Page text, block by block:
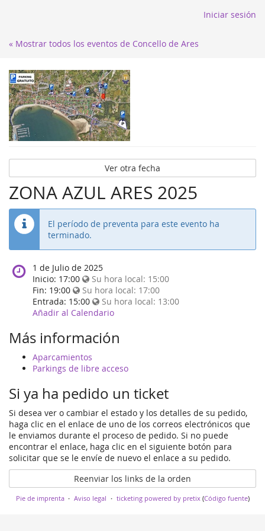
Iniciar sesión
« Mostrar todos los eventos de Concello de Ares
Ver otra fecha
ZONA AZUL ARES 2025
El período de preventa para este evento ha
terminado.
When
does
the
event
happen?
1 de Julio de 2025
Inicio: 17:00 Su hora local: 15:00
Fin: 19:00 Su hora local: 17:00
Entrada: 15:00 Su hora local: 13:00
Añadir al Calendario
Más información
Aparcamientos
Parkings de libre acceso
Si ya ha pedido un ticket
Si desea ver o cambiar el estado y los detalles de su pedido,
haga clic en el enlace de uno de los correos electrónicos que
le enviamos durante el proceso de pedido. Si no puede
encontrar el enlace, haga clic en el siguiente botón para
solicitar que se le envíe de nuevo el enlace a su pedido.
Reenviar los links de la orden
Pie de imprenta Aviso legal ticketing powered by pretix(Código fuente)